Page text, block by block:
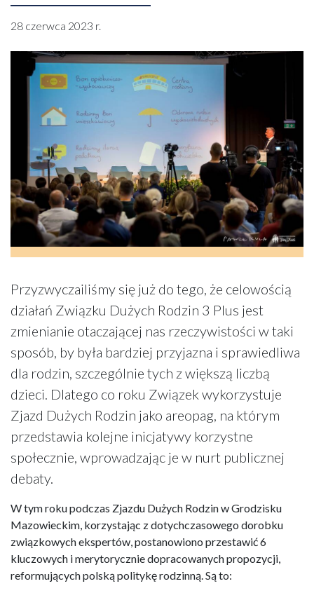
28 czerwca 2023 r.
Przyzwyczailiśmy się już do tego, że celowością
działań Związku Dużych Rodzin 3 Plus jest
zmienianie otaczającej nas rzeczywistości w taki
sposób, by była bardziej przyjazna i sprawiedliwa
dla rodzin, szczególnie tych z większą liczbą
dzieci. Dlatego co roku Związek wykorzystuje
Zjazd Dużych Rodzin jako areopag, na którym
przedstawia kolejne inicjatywy korzystne
społecznie, wprowadzając je w nurt publicznej
debaty.
W tym roku podczas Zjazdu Dużych Rodzin w Grodzisku
Mazowieckim, korzystając z dotychczasowego dorobku
związkowych ekspertów, postanowiono przestawić 6
kluczowych i merytorycznie dopracowanych propozycji,
reformujących polską politykę rodzinną. Są to: